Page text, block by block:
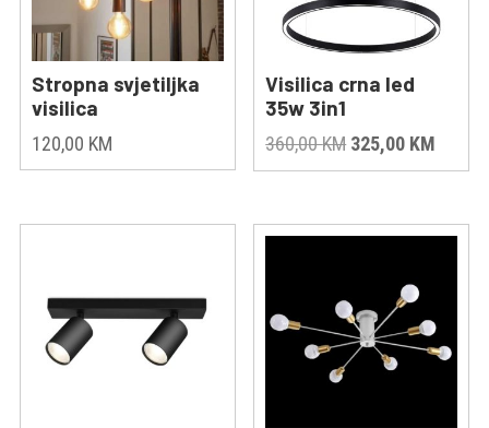
Stropna svjetiljka
visilica
120,00 KM
Visilica crna led
35w 3in1
360,00KM Original
price
360,00 KM.
325,00 KM
price